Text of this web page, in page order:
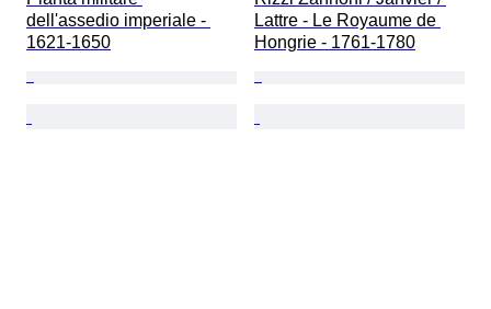
dell'assedio imperiale -
1621-1650
Lattre - Le Royaume de
Hongrie - 1761-1780